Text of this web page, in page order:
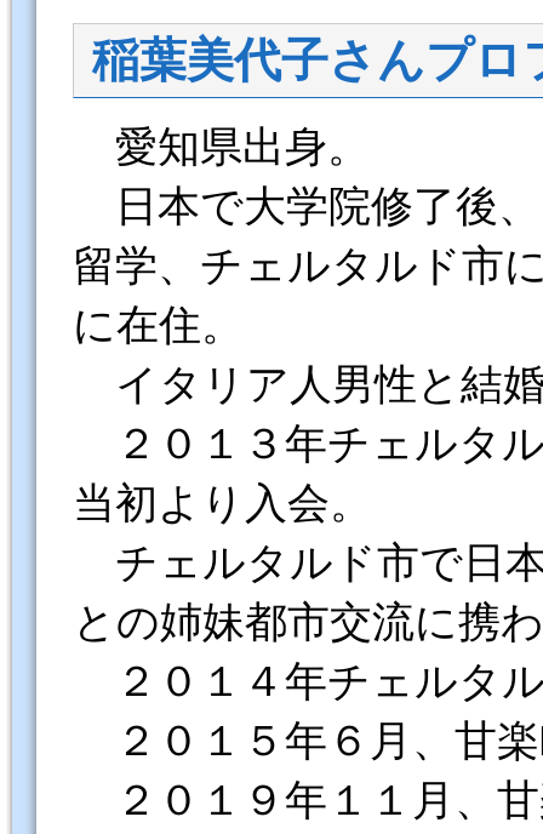
稲葉美代子さんプロ
愛知県出身。
日本で大学院修了後
留学、チェルタルド市
に在住。
イタリア人男性と結
２０１３年チェルタ
当初より入会。
チェルタルド市で日
との姉妹都市交流に携
２０１４年チェルタ
２０１５年６月、甘
２０１９年１１月、